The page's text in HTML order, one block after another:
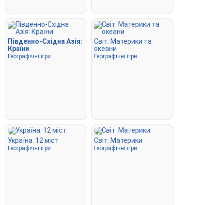
Південно-Східна Азія:
Країни
Географічні ігри
Світ: Материки та
океани
Географічні ігри
Україна: 12 міст
Географічні ігри
Світ: Материки
Географічні ігри